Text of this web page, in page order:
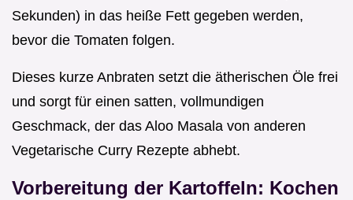
Sekunden) in das heiße Fett gegeben werden,
bevor die Tomaten folgen.
Dieses kurze Anbraten setzt die ätherischen Öle frei
und sorgt für einen satten, vollmundigen
Geschmack, der das Aloo Masala von anderen
Vegetarische Curry Rezepte abhebt.
Vorbereitung der Kartoffeln: Kochen